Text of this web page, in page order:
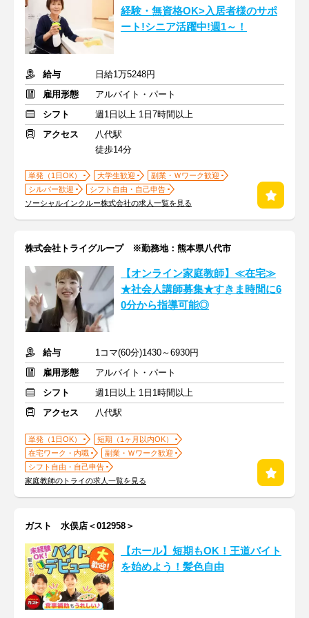
経験・無資格OK>入居者様のサポ
ート!シニア活躍中!週1～！
給与
日給1万5248円
雇用形態
アルバイト・パート
シフト
週1日以上 1日7時間以上
アクセス
八代駅
徒歩14分
単発（1日OK） 大学生歓迎
副業・Ｗワーク歓迎
シルバー歓迎
シフト自由・自己申告
ソーシャルインクルー株式会社の求人一覧を見る
株式会社トライグループ ※勤務地：熊本県八代市
【オンライン家庭教師】≪在宅≫
★社会人講師募集★すきま時間に6
0分から指導可能◎
給与
1コマ(60分)1430～6930円
雇用形態
アルバイト・パート
シフト
週1日以上 1日1時間以上
アクセス
八代駅
単発（1日OK）
短期（1ヶ月以内OK）
在宅ワーク・内職
副業・Ｗワーク歓迎
シフト自由・自己申告
家庭教師のトライの求人一覧を見る
ガスト 水俣店＜012958＞
【ホール】短期もOK！王道バイト
を始めよう！髪色自由